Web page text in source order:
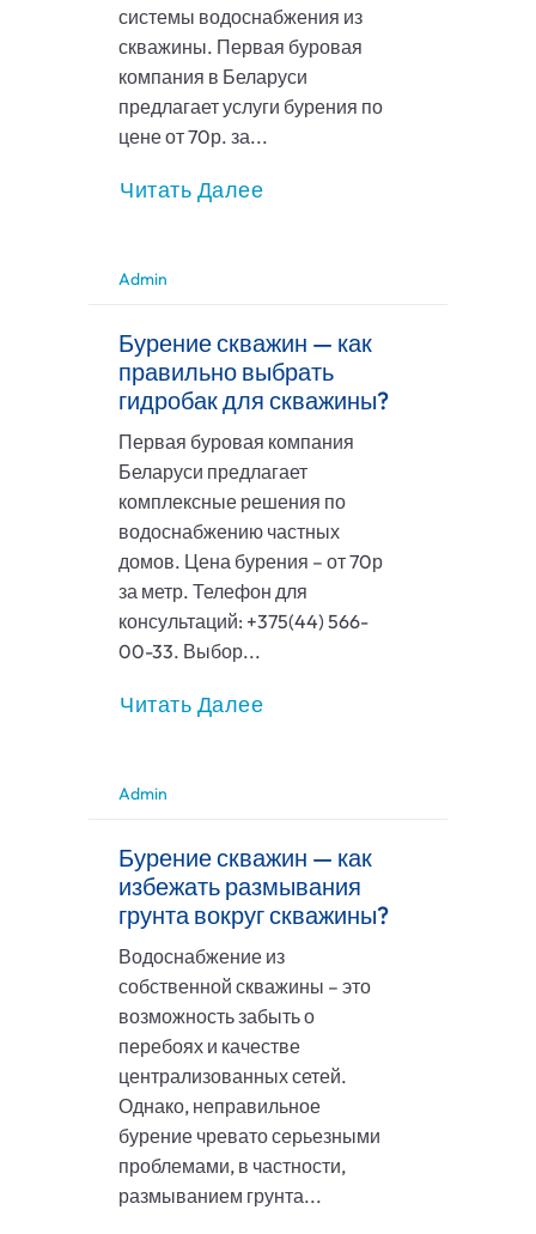
системы водоснабжения из
скважины. Первая буровая
компания в Беларуси
предлагает услуги бурения по
цене от 70р. за...
Читать Далее
Admin
Бурение скважин — как
правильно выбрать
гидробак для скважины?
Первая буровая компания
Беларуси предлагает
комплексные решения по
водоснабжению частных
домов. Цена бурения – от 70р
за метр. Телефон для
консультаций: +375(44) 566-
00-33. Выбор...
Читать Далее
Admin
Бурение скважин — как
избежать размывания
грунта вокруг скважины?
Водоснабжение из
собственной скважины – это
возможность забыть о
перебоях и качестве
централизованных сетей.
Однако, неправильное
бурение чревато серьезными
проблемами, в частности,
размыванием грунта...